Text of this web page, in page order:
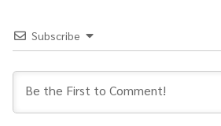
Subscribe